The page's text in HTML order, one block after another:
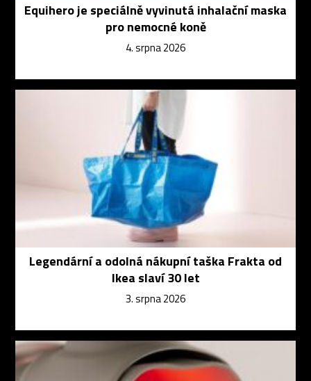
Equihero je speciálně vyvinutá inhalační maska
pro nemocné koně
4. srpna 2026
Legendární a odolná nákupní taška Frakta od
Ikea slaví 30 let
3. srpna 2026